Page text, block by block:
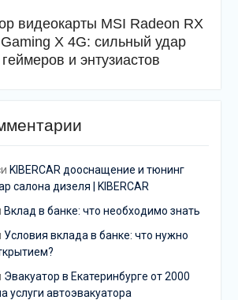
видеокарты MSI Radeon RX
X 4G: сильный удар
и энтузиастов
KIBERCAR дооснащение и тюнинг
салона дизеля | KIBERCAR
Вклад в банке: что необходимо знать
Условия вклада в банке: что нужно
Эвакуатор в Екатеринбурге от 2000
услуги автоэвакуатора